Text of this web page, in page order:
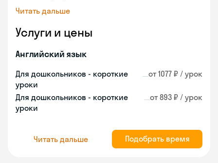
Читать дальше
Услуги и цены
Английский язык
Для дошкольников - короткие
уроки
от 1077 ₽ / урок
Для дошкольников - короткие
уроки
от 893 ₽ / урок
Читать дальше Подобрать время